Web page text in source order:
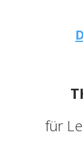
für